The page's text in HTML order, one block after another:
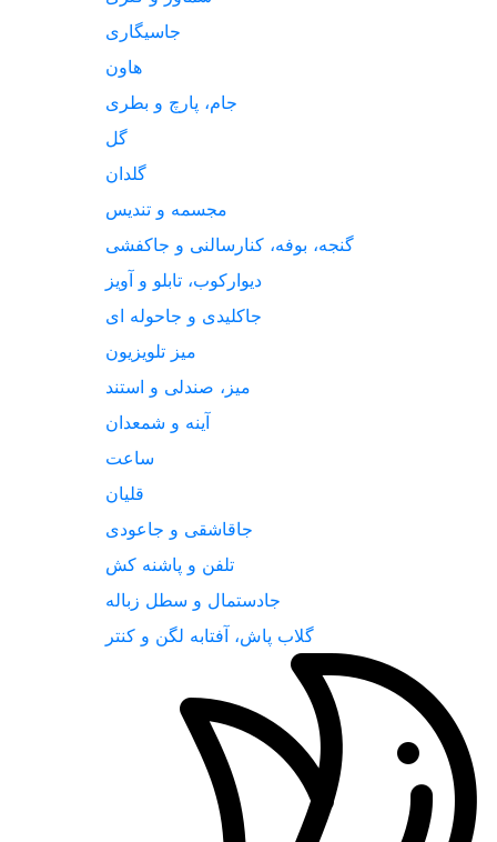
جاسیگاری
هاون
جام، پارچ و بطری
گل
گلدان
مجسمه و تندیس
گنجه، بوفه، کنارسالنی و جاکفشی
دیوارکوب، تابلو و آویز
جاکلیدی و جاحوله ای
میز تلویزیون
میز، صندلی و استند
آینه و شمعدان
ساعت
قلیان
جاقاشقی و جاعودی
تلفن و پاشنه کش
جادستمال و سطل زباله
گلاب پاش، آفتابه لگن و کنتر